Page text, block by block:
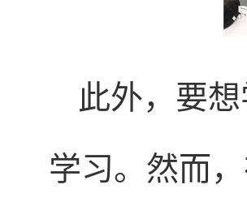
此外，要
学习。然而